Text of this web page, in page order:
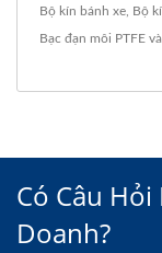
Bộ kín bánh xe, Bộ
Bạc đạn môi PTFE
Có Câu Hỏi
Doanh?